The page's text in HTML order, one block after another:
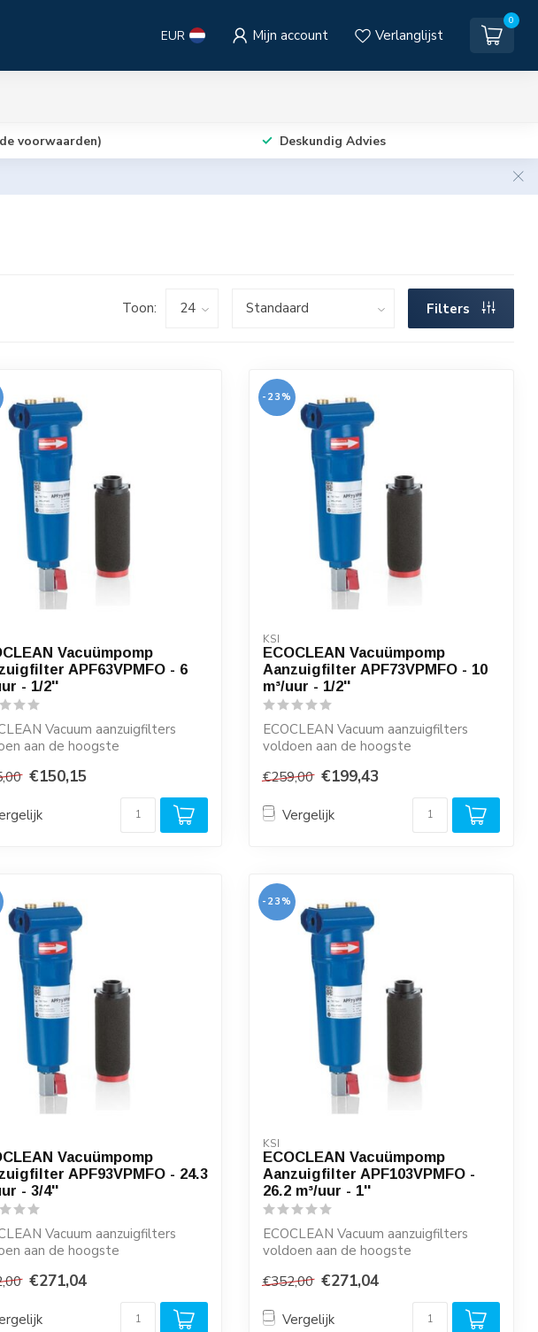
EUR Mijn account Verlanglijst
0
voorwaarden) Deskundig Advies
Toon: Filters
Vacuümpomp
APF63VPMFO - 6
- 1/2''
Vacuum aanzuigfilters
aan de hoogste
€150,15
-23%
KSI
ECOCLEAN Vacuümpomp
Aanzuigfilter APF73VPMFO - 10
m³/uur - 1/2''
ECOCLEAN Vacuum aanzuigfilters
voldoen aan de hoogste
€259,00 €199,43
Vergelijk
Vacuümpomp
APF93VPMFO - 24.3
- 3/4''
Vacuum aanzuigfilters
aan de hoogste
€271,04
-23%
KSI
ECOCLEAN Vacuümpomp
Aanzuigfilter APF103VPMFO -
26.2 m³/uur - 1''
ECOCLEAN Vacuum aanzuigfilters
voldoen aan de hoogste
€352,00 €271,04
Vergelijk